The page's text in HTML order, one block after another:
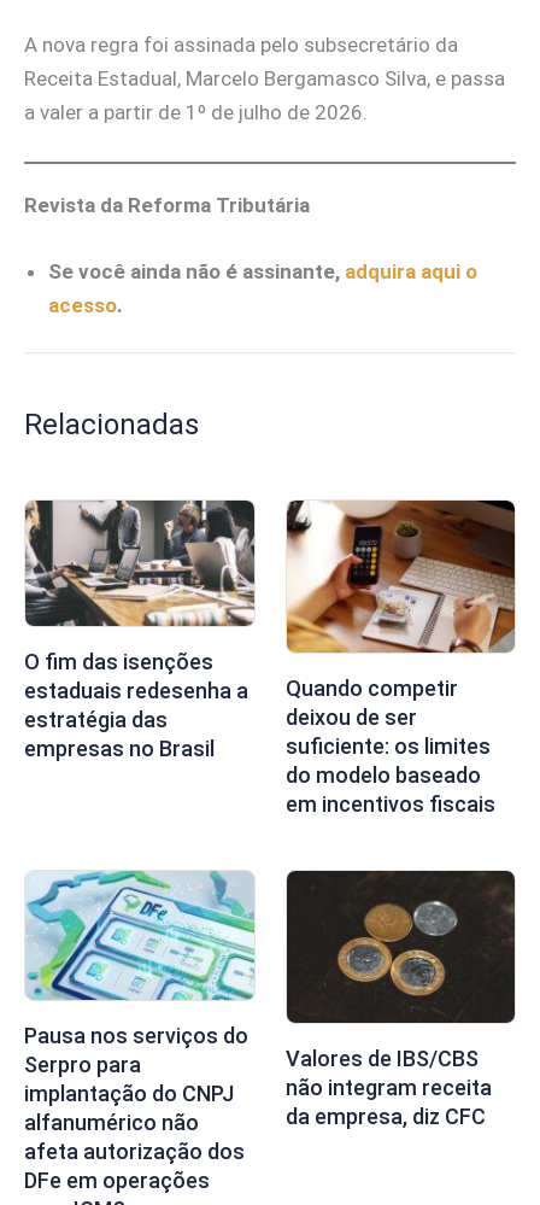
A nova regra foi assinada pelo subsecretário da
Receita Estadual, Marcelo Bergamasco Silva, e passa
a valer a partir de 1º de julho de 2026.
Revista da Reforma Tributária
Se você ainda não é assinante, adquira aqui o
acesso.
Relacionadas
O fim das isenções
estaduais redesenha a
estratégia das
empresas no Brasil
Quando competir
deixou de ser
suficiente: os limites
do modelo baseado
em incentivos fiscais
Pausa nos serviços do
Serpro para
implantação do CNPJ
alfanumérico não
afeta autorização dos
DFe em operações
Valores de IBS/CBS
não integram receita
da empresa, diz CFC